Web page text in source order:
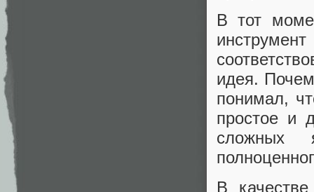
В тот
идея.
понимал,
простое и
сложных
В